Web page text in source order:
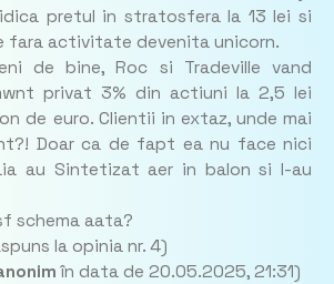
pretul in stratosfera la 13 lei si
fara activitate devenita unicorn.
de bine, Roc si Tradeville vand
privat 3% din actiuni la 2,5 lei
de euro. Clientii in extaz, unde mai
Doar ca de fapt ea nu face nici
au Sintetizat aer in balon si l-au
schema aata?
la opinia nr. 4)
în data de 20.05.2025, 21:31)